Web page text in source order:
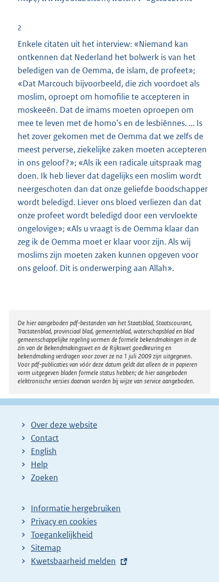
2
Enkele citaten uit het interview: «Niemand kan
ontkennen dat Nederland het bolwerk is van het
beledigen van de Oemma, de islam, de profeet»;
«Dat Marcouch bijvoorbeeld, die zich voordoet als
moslim, oproept om homofilie te accepteren in
moskeeën. Dat de imams moeten oproepen om
mee te leven met de homo’s en de lesbiënnes. ... Is
het zover gekomen met de Oemma dat we zelfs de
meest perverse, ziekelijke zaken moeten accepteren
in ons geloof?»; «Als ik een radicale uitspraak mag
doen. Ik heb liever dat dagelijks een moslim wordt
neergeschoten dan dat onze geliefde boodschapper
wordt beledigd. Liever ons bloed verliezen dan dat
onze profeet wordt beledigd door een vervloekte
ongelovige»; «Als u vraagt is de Oemma klaar dan
zeg ik de Oemma moet er klaar voor zijn. Als wij
moslims zijn moeten zaken kunnen opgeven voor
ons geloof. Dit is onderwerping aan Allah».
Disclaimer
De hier aangeboden pdf-bestanden van het Staatsblad, Staatscourant,
Tractatenblad, provinciaal blad, gemeenteblad, waterschapsblad en blad
gemeenschappelijke regeling vormen de formele bekendmakingen in de
zin van de Bekendmakingswet en de Rijkswet goedkeuring en
bekendmaking verdragen voor zover ze na 1 juli 2009 zijn uitgegeven.
Voor pdf-publicaties van vóór deze datum geldt dat alleen de in papieren
vorm uitgegeven bladen formele status hebben; de hier aangeboden
elektronische versies daarvan worden bij wijze van service aangeboden.
Over deze website
Contact
English
Help
Zoeken
Informatie hergebruiken
Privacy en cookies
Toegankelijkheid
Sitemap
E
Kwetsbaarheid melden